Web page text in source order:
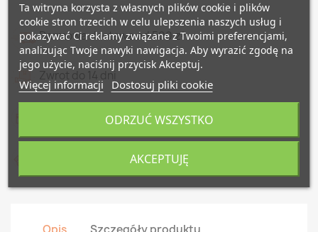
Darmowa dostawa od 500 zł
Zwrot do 14 dni
Bezpieczne płatności z Autopay i PayPo
Produkt szyty ręcznie w Polsce
Ta witryna korzysta z własnych plików cookie i plików
cookie stron trzecich w celu ulepszenia naszych usług i
pokazywać Ci reklamy związane z Twoimi preferencjami,
analizując Twoje nawyki nawigacja. Aby wyrazić zgodę na
jego użycie, naciśnij przycisk Akceptuj.
Więcej informacji Dostosuj pliki cookie
ODRZUĆ WSZYSTKO
AKCEPTUJĘ